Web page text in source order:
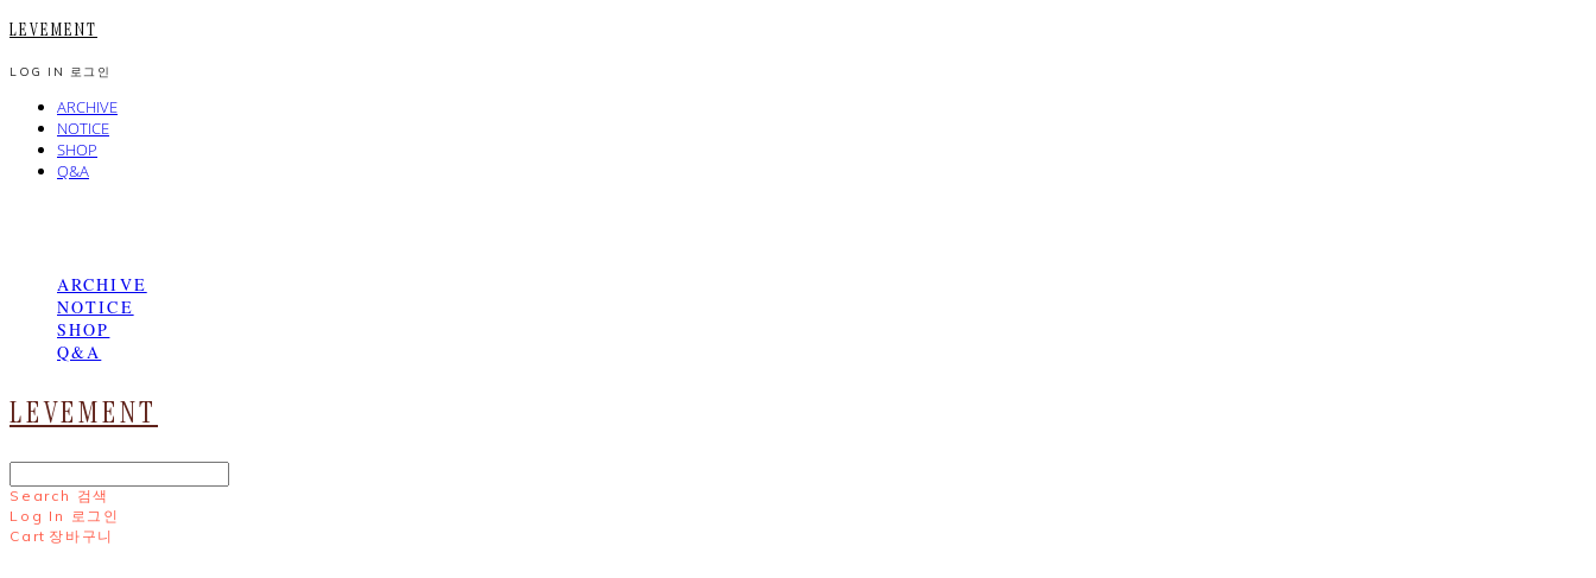
LEVEMENT
LOG IN 로그인
ARCHIVE
NOTICE
SHOP
Q&A
ARCHIVE
NOTICE
SHOP
Q&A
LEVEMENT
Search 검색
Log In 로그인
Cart 장바구니